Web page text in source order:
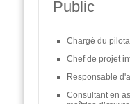
Public
Chargé du
Chef de projet
Responsable
Consultant en